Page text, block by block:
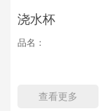
浇水杯
品名：
查看更多